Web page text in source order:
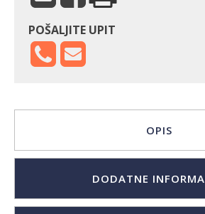
POŠALJITE UPIT
OPIS
DODATNE